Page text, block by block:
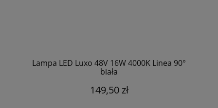
Lampa LED Luxo 48V 16W 4000K Linea 90°
biała
149,50 zł